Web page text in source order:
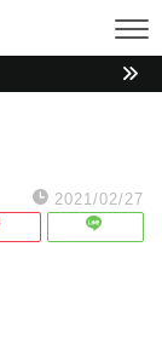
2021/02/27